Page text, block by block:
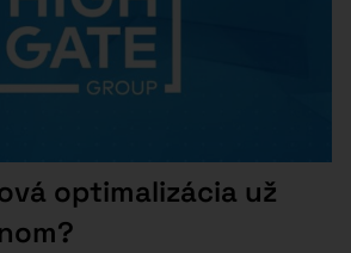
optimalizácia už